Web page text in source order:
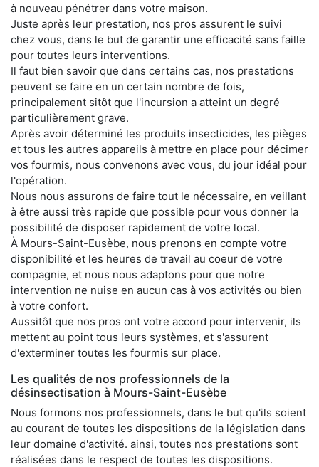
à nouveau pénétrer dans votre maison.
Juste après leur prestation, nos pros assurent le suivi
chez vous, dans le but de garantir une efficacité sans faille
pour toutes leurs interventions.
Il faut bien savoir que dans certains cas, nos prestations
peuvent se faire en un certain nombre de fois,
principalement sitôt que l'incursion a atteint un degré
particulièrement grave.
Après avoir déterminé les produits insecticides, les pièges
et tous les autres appareils à mettre en place pour décimer
vos fourmis, nous convenons avec vous, du jour idéal pour
l'opération.
Nous nous assurons de faire tout le nécessaire, en veillant
à être aussi très rapide que possible pour vous donner la
possibilité de disposer rapidement de votre local.
À Mours-Saint-Eusèbe, nous prenons en compte votre
disponibilité et les heures de travail au coeur de votre
compagnie, et nous nous adaptons pour que notre
intervention ne nuise en aucun cas à vos activités ou bien
à votre confort.
Aussitôt que nos pros ont votre accord pour intervenir, ils
mettent au point tous leurs systèmes, et s'assurent
d'exterminer toutes les fourmis sur place.
Les qualités de nos professionnels de la
désinsectisation à Mours-Saint-Eusèbe
Nous formons nos professionnels, dans le but qu'ils soient
au courant de toutes les dispositions de la législation dans
leur domaine d'activité. ainsi, toutes nos prestations sont
réalisées dans le respect de toutes les dispositions.